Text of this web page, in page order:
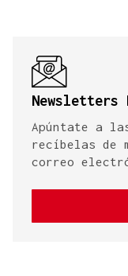
Newsletters
Apúntate a
recíbelas de
correo